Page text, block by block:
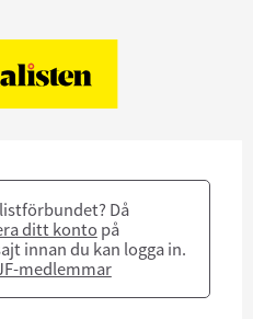
Då
ditt konto på
innan du kan logga in.
medlemmar